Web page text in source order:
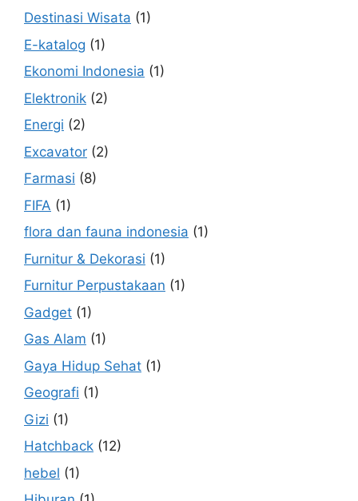
Destinasi Wisata (1)
E-katalog (1)
Ekonomi Indonesia (1)
Elektronik (2)
Energi (2)
Excavator (2)
Farmasi (8)
FIFA (1)
flora dan fauna indonesia (1)
Furnitur & Dekorasi (1)
Furnitur Perpustakaan (1)
Gadget (1)
Gas Alam (1)
Gaya Hidup Sehat (1)
Geografi (1)
Gizi (1)
Hatchback (12)
hebel (1)